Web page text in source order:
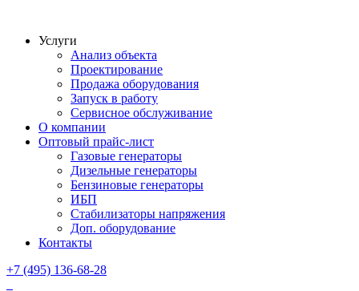
Услуги
Анализ объекта
Проектирование
Продажа оборудования
Запуск в работу
Сервисное обслуживание
О компании
Оптовый прайс-лист
Газовые генераторы
Дизельные генераторы
Бензиновые генераторы
ИБП
Стабилизаторы напряжения
Доп. оборудование
Контакты
+7 (495) 136-68-28